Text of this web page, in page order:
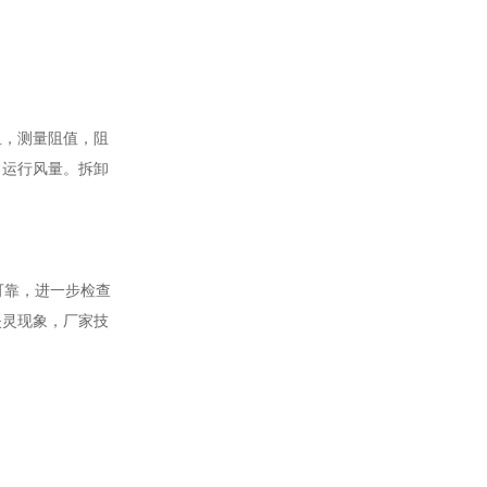
测量阻值，阻
行风量。拆卸
，进一步检查
现象，厂家技